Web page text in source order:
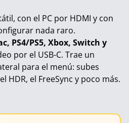
con el PC por HDMI y con
nada raro.
PS4/PS5, Xbox, Switch y
por el USB-C. Trae un
para el menú: subes
HDR, el FreeSync y poco más.